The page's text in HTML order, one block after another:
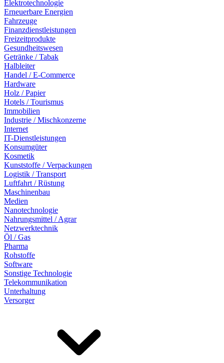
Elektrotechnologie
Erneuerbare Energien
Fahrzeuge
Finanzdienstleistungen
Freizeitprodukte
Gesundheitswesen
Getränke / Tabak
Halbleiter
Handel / E-Commerce
Hardware
Holz / Papier
Hotels / Tourismus
Immobilien
Industrie / Mischkonzerne
Internet
IT-Dienstleistungen
Konsumgüter
Kosmetik
Kunststoffe / Verpackungen
Logistik / Transport
Luftfahrt / Rüstung
Maschinenbau
Medien
Nanotechnologie
Nahrungsmittel / Agrar
Netzwerktechnik
Öl / Gas
Pharma
Rohstoffe
Software
Sonstige Technologie
Telekommunikation
Unterhaltung
Versorger